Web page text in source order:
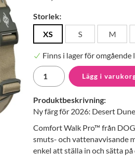
Storlek:
XS
S M
Finns i lager för omgående
Lägg i
Produktbeskrivning:
Ny färg för 2026: Desert
Comfort Walk Pro™ från
smuts- och vattenavvisande
enkel att ställa in och sätta